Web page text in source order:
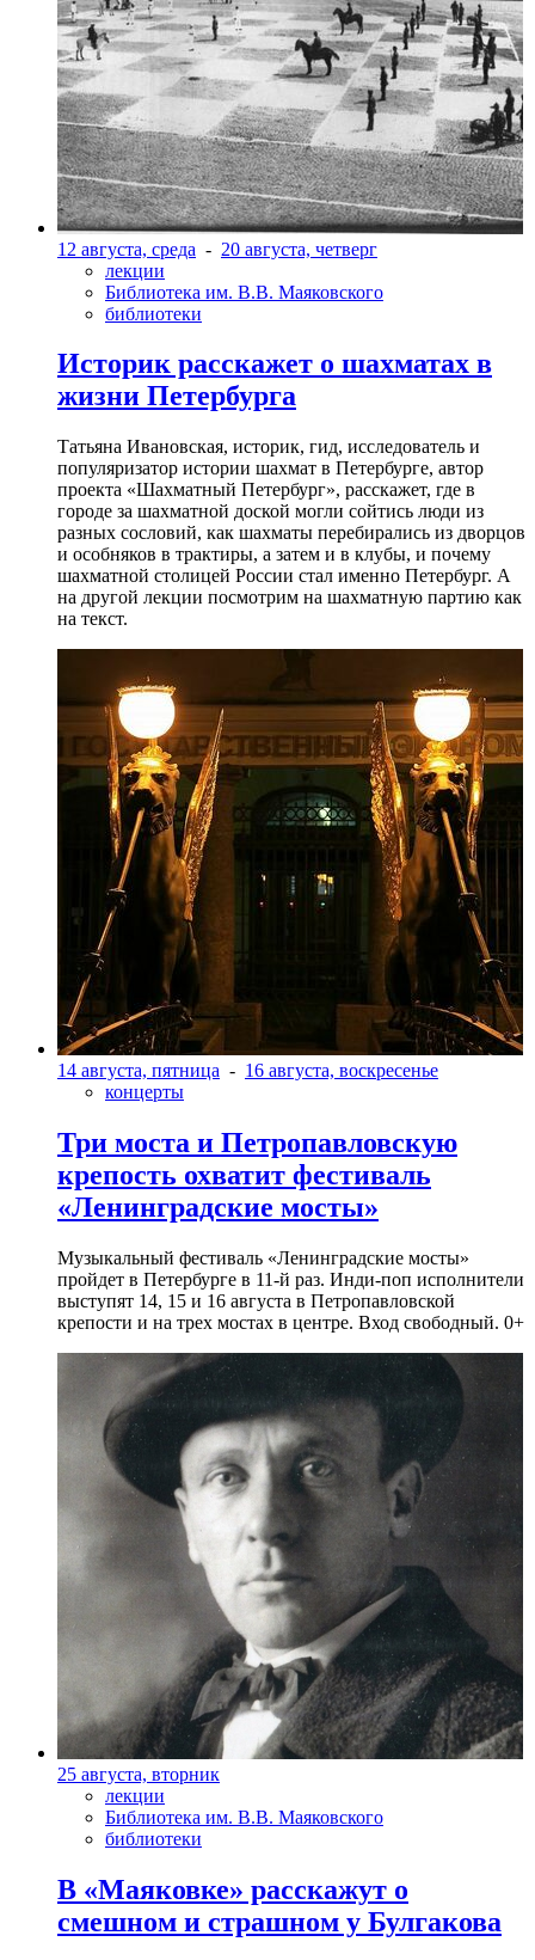
12 августа, среда - 20 августа, четверг
лекции
Библиотека им. В.В. Маяковского
библиотеки
Историк расскажет о шахматах в
жизни Петербурга
Татьяна Ивановская, историк, гид, исследователь и
популяризатор истории шахмат в Петербурге, автор
проекта «Шахматный Петербург», расскажет, где в
городе за шахматной доской могли сойтись люди из
разных сословий, как шахматы перебирались из дворцов
и особняков в трактиры, а затем и в клубы, и почему
шахматной столицей России стал именно Петербург. А
на другой лекции посмотрим на шахматную партию как
на текст.
14 августа, пятница - 16 августа, воскресенье
концерты
Три моста и Петропавловскую
крепость охватит фестиваль
«Ленинградские мосты»
Музыкальный фестиваль «Ленинградские мосты»
пройдет в Петербурге в 11-й раз. Инди-поп исполнители
выступят 14, 15 и 16 августа в Петропавловской
крепости и на трех мостах в центре. Вход свободный. 0+
25 августа, вторник
лекции
Библиотека им. В.В. Маяковского
библиотеки
В «Маяковке» расскажут о
смешном и страшном у Булгакова